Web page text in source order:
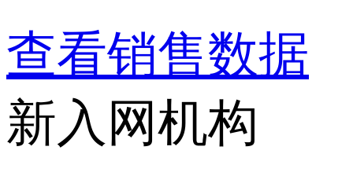
查看销售数据
新入网机构